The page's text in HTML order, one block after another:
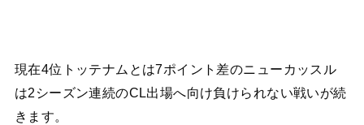
現在4位トッテナムとは7ポイント差のニューカッスル
は2シーズン連続のCL出場へ向け負けられない戦いが続
きます。